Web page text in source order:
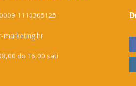
1110305125
marketing.hr
do 16,00 sati